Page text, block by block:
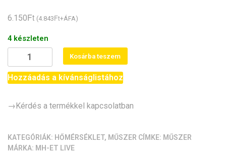
6.150Ft (4.843Ft+ÁFA)
4 készleten
PT100
termosztát
vezérlő
mennyiség
Kosárba teszem
Hozzáadás a kívánságlistához
→Kérdés a termékkel kapcsolatban
KATEGÓRIÁK: HŐMÉRSÉKLET, MŰSZER CÍMKE: MŰSZER
MÁRKA: MH-ET LIVE